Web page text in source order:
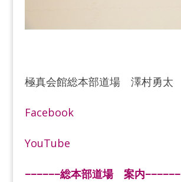
極真会館総本部道場 澤村勇太
Facebook
YouTube
−−−−−−総本部道場 案内−−−−−−